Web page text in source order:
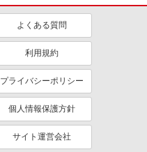
よくある質問
利用規約
プライバシーポリシー
個人情報保護方針
サイト運営会社